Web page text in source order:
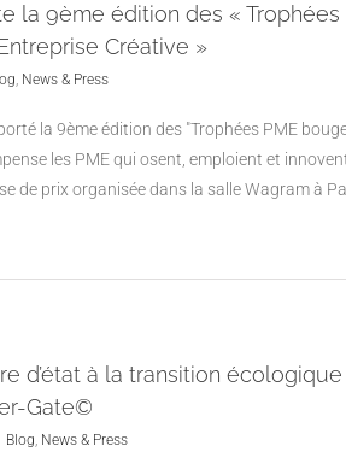
la 9ème édition des «
Créative »
, News & Press
la 9ème édition des "Trophées PME
les PME qui osent, emploient et
de prix organisée dans la salle Wagram à
d’état à la transition
Gate©
Blog, News & Press